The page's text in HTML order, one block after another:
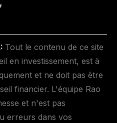
Tout le contenu de ce site
en investissement, est à
et ne doit pas être
financier. L'équipe Rao
et n'est pas
erreurs dans vos